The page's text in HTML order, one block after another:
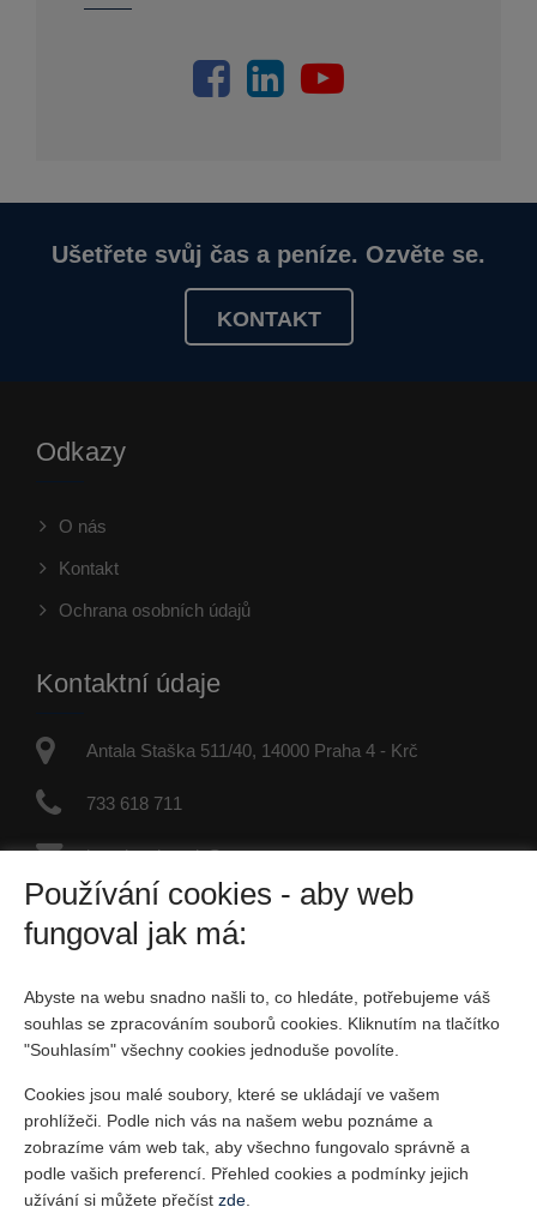
Ušetřete svůj čas a peníze. Ozvěte se.
KONTAKT
Odkazy
O nás
Kontakt
Ochrana osobních údajů
Kontaktní údaje
Antala Staška 511/40, 14000 Praha 4 - Krč
733 618 711
jaroslav.dvorak@re-max.cz
IČO: 45877246
Fyzická osoba zapsaná v živnostenském rejstříku
Sociální sítě
Vytvořeno v systému
Používání cookies - aby web
fungoval jak má:
Abyste na webu snadno našli to, co hledáte, potřebujeme váš
souhlas se zpracováním souborů cookies. Kliknutím na tlačítko
"Souhlasím" všechny cookies jednoduše povolíte.
Cookies jsou malé soubory, které se ukládají ve vašem
prohlížeči. Podle nich vás na našem webu poznáme a
zobrazíme vám web tak, aby všechno fungovalo správně a
podle vašich preferencí. Přehled cookies a podmínky jejich
užívání si můžete přečíst zde